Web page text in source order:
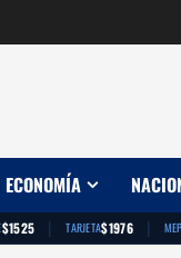
ECONOMÍA
$1525 | TARJETA$1976 | MEP